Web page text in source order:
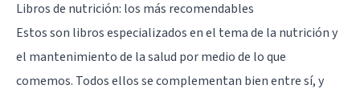
Libros de nutrición: los más recomendables
Estos son libros especializados en el tema de la nutrición y
el mantenimiento de la salud por medio de lo que
comemos. Todos ellos se complementan bien entre sí, y